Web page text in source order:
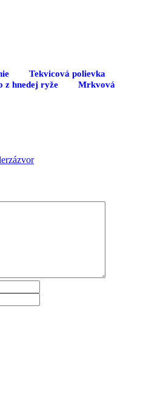
Tekvicová polievka
z hnedej ryže
Mrkvová
zázvor